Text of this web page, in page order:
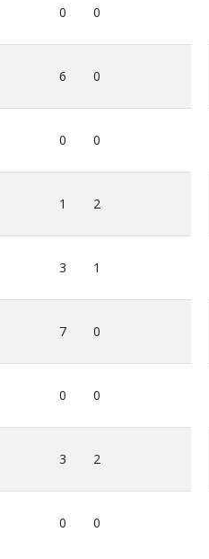
0 0
6 0
0 0
1 2
3 1
7 0
0 0
3 2
0 0